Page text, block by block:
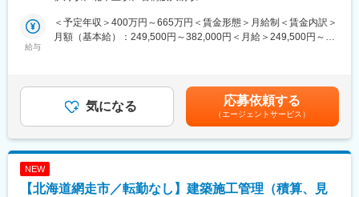
として創業以来6000件以上の豊富な実績を有しております。一般
オフィスからホテルや宿泊施設、商業施設やメーカー様の工場新
設等にも参画をしており、各方面から信頼を集めております。東
者、機器校正分野においては計量法に基づく校正事業者登録制度
（JCSS）の事業者として登録されています。
池田事業所では、火災に対する建築構造部材の安全性を調べま
耐火性能に優れた材料の開発のための試験などを実施していま
す。さらに、火災安全工学に関する研究開発も実施しています。
頼内容に応じて「どのような試験・調査・解析・校正・評価など
給与
＜予定年収＞400万円～665万円＜賃金形態＞月給制＜賃金内訳＞
月額（基本給）：249,500円～382,000円＜月給＞249,500円～
29万円、年収500万円／大卒・職歴6年月給33万円、年収575万円
／大卒・職歴12年月給38万円、年収665万円／大卒・職歴18年賃
金はあくまでも目安の金額であり、選考を通じて上下する可能性
があります。月給(月額)は固定手当を含めた表記です。
気になる 応募依頼する
（エージェントサービス）
NEW
【北海道網走市／転勤なし】建築施工管理（積算、見